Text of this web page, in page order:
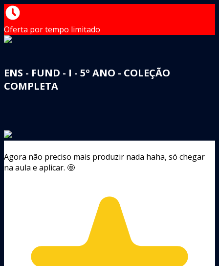
Oferta por tempo limitado
ENS - FUND - I - 5º ANO - COLEÇÃO
COMPLETA
Agora não preciso mais produzir nada haha, só chegar
na aula e aplicar. 🤩